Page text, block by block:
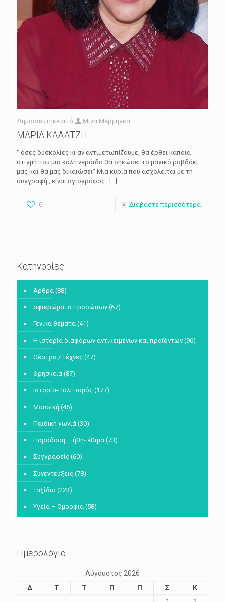
Δημοσιεύτηκε από Μίνα Μέρμηγκα
ΜΑΡΙΑ ΚΑΛΑΤΖΗ
” όσες δυσκολίες κι αν αντιμετωπίζουμε, θα έρθει κάποια
στιγμή που μια καλή νεράιδα θα σηκώσει το μαγικό ραβδάκι
μας και θα μας δικαιώσει” Μια κυρία που ασχολείται με τη
συγγραφή , είναι αγιογράφος , […]
6 Διαβάστε περισσότερα
Κατηγορίες
Άρθρα (88)
αφιερώματα προσώπων (67)
Γενικά θέματα (41)
Η ιστορία διαφόρων αντικειμένων και προϊόντων (96)
Θέατρο / Τέχνες (47)
Θρησκεία (87)
Ιστορία-Πολιτισμός (177)
Μουσική (46)
Παιδική γωνιά (30)
Παράδοση – ήθη- έθιμα (73)
Συγγραφείς (60)
Συνεντεύξεις (78)
Ταξίδια (223)
Υγεία – Ομορφιά (58)
Ημερολόγιο
Αύγουστος 2026
Δ Τ Τ Π Π Σ
Κ